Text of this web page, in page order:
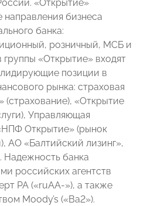
«Открытие»
направления бизнеса
банка:
розничный, МСБ и
группы «Открытие» входят
позиции в
рынка: страховая
(страхование), «Открытие
Управляющая
Открытие» (рынок
АО «Балтийский лизинг»,
Надежность банка
российских агентств
РА («ruAA-»), а также
Moody’s («Ba2»).